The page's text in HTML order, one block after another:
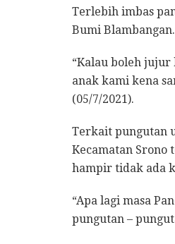
Terlebih imbas
Bumi Blambangan.
“Kalau boleh
anak kami kena
(05/7/2021).
Terkait pungutan
Kecamatan Srono
hampir tidak ada
“Apa lagi masa
pungutan –